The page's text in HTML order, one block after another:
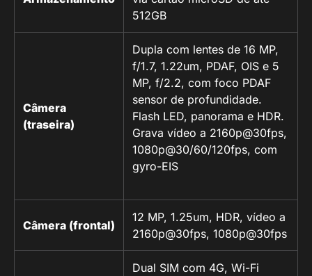
512GB
Câmera
(traseira)
Dupla com lentes de 16 MP,
f/1.7, 1.22um, PDAF, OIS e 5
MP, f/2.2, com foco PDAF
sensor de profundidade.
Flash LED, panorama e HDR.
Grava vídeo a 2160p@30fps,
1080p@30/60/120fps, com
gyro-EIS
Câmera (frontal)
12 MP, 1.25um, HDR, vídeo a
2160p@30fps, 1080p@30fps
Dual SIM com 4G, Wi-Fi